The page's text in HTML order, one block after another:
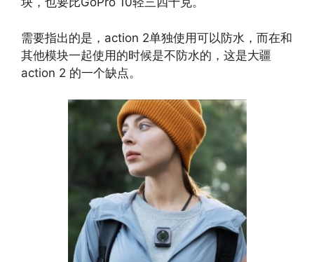
需要指出的是，action 2单独使用可以防水，而在和
其他模块一起使用的时候是不防水的，这是大疆
action 2 的一个缺点。